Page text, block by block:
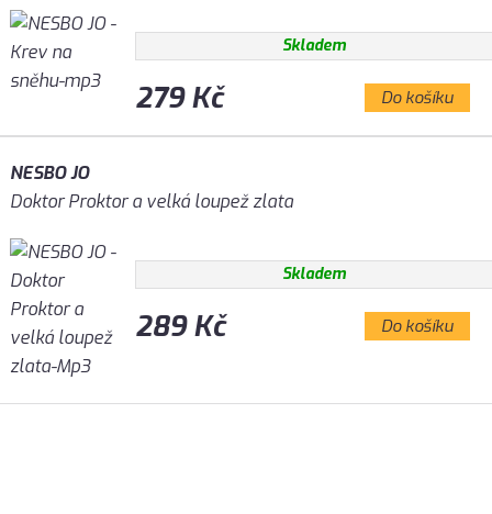
Skladem
279 Kč Do košíku
NESBO JO
Doktor Proktor a velká loupež zlata
Skladem
289 Kč Do košíku